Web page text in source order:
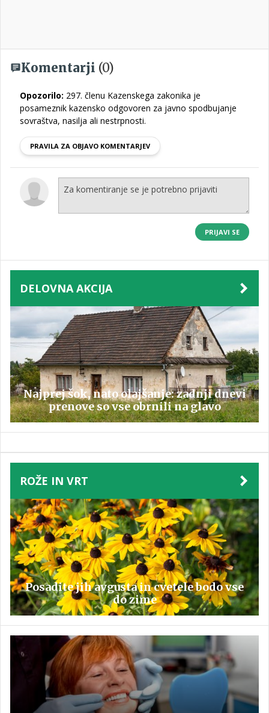
Komentarji (0)
Opozorilo: 297. členu Kazenskega zakonika je
posameznik kazensko odgovoren za javno spodbujanje
sovraštva, nasilja ali nestrpnosti.
PRAVILA ZA OBJAVO KOMENTARJEV
PRIJAVI SE
DELOVNA AKCIJA
Najprej šok, nato olajšanje: zadnji dnevi
prenove so vse obrnili na glavo
ROŽE IN VRT
Posadite jih avgusta in cvetele bodo vse
do zime